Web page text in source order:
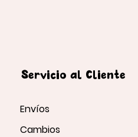
Servicio al Cliente
Envíos
Cambios